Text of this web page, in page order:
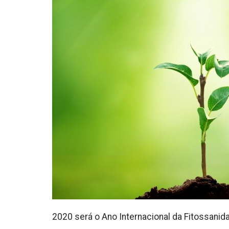
2020 será o Ano Internacional da